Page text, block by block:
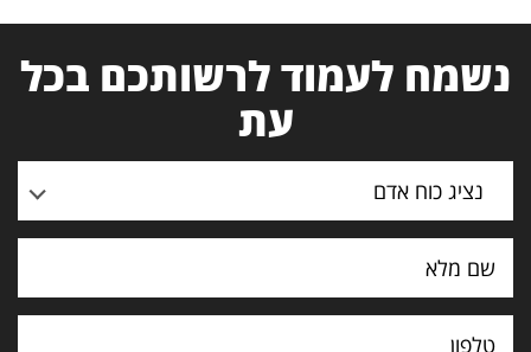
נשמח לעמוד לרשותכם בכל
עת
נציג כוח אדם